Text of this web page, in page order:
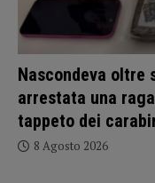
Nascondeva
arrestata una
tappeto dei
8 Agosto 2026